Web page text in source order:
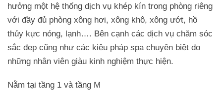
hưởng một hệ thống dịch vụ khép kín trong phòng riêng
với đầy đủ phòng xông hơi, xông khô, xông ướt, hồ
thủy kực nóng, lạnh…. Bên cạnh các dịch vụ chăm sóc
sắc đẹp cũng như các kiệu pháp spa chuyên biệt do
những nhân viên giàu kinh nghiệm thực hiện.
Nằm tại tầng 1 và tầng M